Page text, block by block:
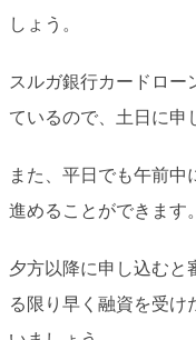
しょう。
スルガ銀行カードロー
ているので、土日に申
また、平日でも午前中
進めることができます。
夕方以降に申し込むと
る限り早く融資を受け